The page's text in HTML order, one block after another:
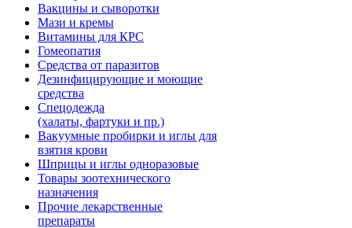
Вакцины и сыворотки
Мази и кремы
Витамины для КРС
Гомеопатия
Средства от паразитов
Дезинфицирующие и моющие
средства
Спецодежда
(халаты, фартуки и пр.)
Вакуумные пробирки и иглы для
взятия крови
Шприцы и иглы одноразовые
Товары зоотехнического
назначения
Прочие лекарственные
препараты